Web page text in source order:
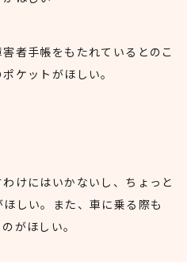
者手帳をもたれているとのこ
ケットがほしい。
けにはいかないし、ちょっと
しい。また、車に乗る際も
がほしい。